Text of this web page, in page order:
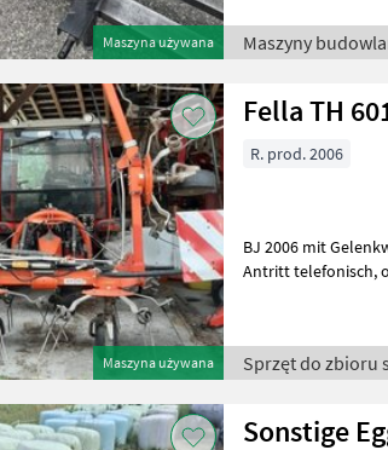
Maszyna używana Maszyny
Maszyna używana
Fella TH
R. prod. 2006
BJ 2006 mit Gelenkwelle Tastrad
Antritt telefonisch, ob die von Ihnen angefragte Maschine aktuell bei
Sprzęt do zbioru
Sonstige